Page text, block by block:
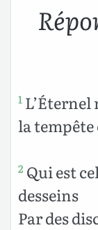
1
la
2 Qui est
desseins
Par des